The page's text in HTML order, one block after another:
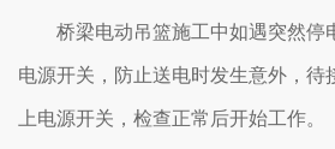
桥梁电动吊篮施工中如遇突然停
电源开关，防止送电时发生意外，待
上电源开关，检查正常后开始工作。